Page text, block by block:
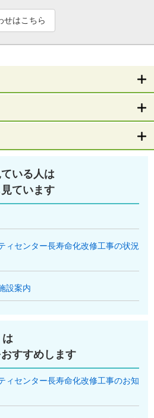
いる人は
ています
ィセンター長寿命化改修工事の状況
設案内
は
すすめします
ィセンター長寿命化改修工事のお知
せはこちら